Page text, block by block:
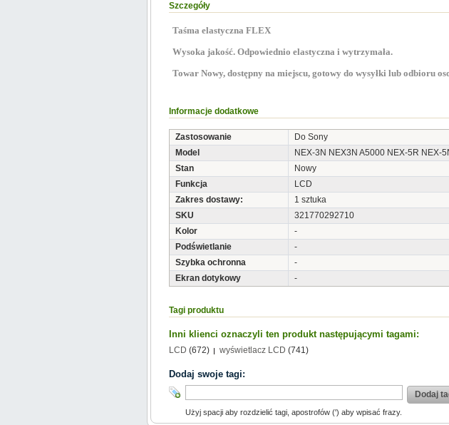
Szczegóły
Taśma elastyczna FLEX
Wysoka jakość. Odpowiednio elastyczna i wytrzymała.
Towar Nowy, dostępny na miejscu, gotowy do wysyłki lub odbioru
Informacje dodatkowe
Zastosowanie
Do Sony
Model
NEX-3N NEX3N A5000 NEX-5R NEX-
Stan
Nowy
Funkcja
LCD
Zakres dostawy:
1 sztuka
SKU
321770292710
Kolor
-
Podświetlanie
-
Szybka ochronna
-
Ekran dotykowy
-
Tagi produktu
Inni klienci oznaczyli ten produkt następującymi tagami:
LCD (672) wyświetlacz LCD (741)
Dodaj swoje tagi:
Dodaj
Użyj spacji aby rozdzielić tagi, apostrofów (') aby wpisać frazy.